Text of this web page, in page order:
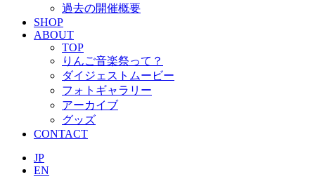
過去の開催概要
SHOP
ABOUT
TOP
りんご音楽祭って？
ダイジェストムービー
フォトギャラリー
アーカイブ
グッズ
CONTACT
JP
EN